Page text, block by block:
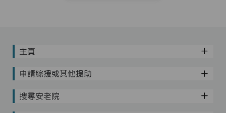
主頁
申請綜援或其他援助
搜尋安老院